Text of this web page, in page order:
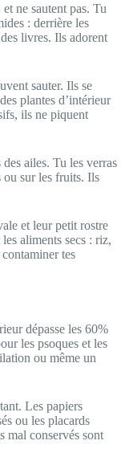
ne sautent pas. Tu
: derrière les
livres. Ils adorent
sauter. Ils se
plantes d’intérieur
ils ne piquent
ailes. Tu les verras
ou sur les fruits. Ils
et leur petit rostre
aliments secs : riz,
tes
dépasse les 60%
les psoques et les
ou même un
Les papiers
ou les placards
mal conservés sont